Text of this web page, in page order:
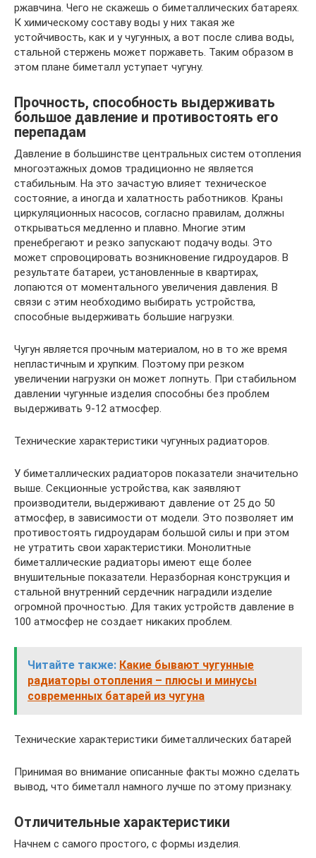
ржавчина. Чего не скажешь о биметаллических батареях.
К химическому составу воды у них такая же
устойчивость, как и у чугунных, а вот после слива воды,
стальной стержень может поржаветь. Таким образом в
этом плане биметалл уступает чугуну.
Прочность, способность выдерживать
большое давление и противостоять его
перепадам
Давление в большинстве центральных систем отопления
многоэтажных домов традиционно не является
стабильным. На это зачастую влияет техническое
состояние, а иногда и халатность работников. Краны
циркуляционных насосов, согласно правилам, должны
открываться медленно и плавно. Многие этим
пренебрегают и резко запускают подачу воды. Это
может спровоцировать возникновение гидроударов. В
результате батареи, установленные в квартирах,
лопаются от моментального увеличения давления. В
связи с этим необходимо выбирать устройства,
способные выдерживать большие нагрузки.
Чугун является прочным материалом, но в то же время
непластичным и хрупким. Поэтому при резком
увеличении нагрузки он может лопнуть. При стабильном
давлении чугунные изделия способны без проблем
выдерживать 9-12 атмосфер.
Технические характеристики чугунных радиаторов.
У биметаллических радиаторов показатели значительно
выше. Секционные устройства, как заявляют
производители, выдерживают давление от 25 до 50
атмосфер, в зависимости от модели. Это позволяет им
противостоять гидроударам большой силы и при этом
не утратить свои характеристики. Монолитные
биметаллические радиаторы имеют еще более
внушительные показатели. Неразборная конструкция и
стальной внутренний сердечник наградили изделие
огромной прочностью. Для таких устройств давление в
100 атмосфер не создает никаких проблем.
Читайте также: Какие бывают чугунные
радиаторы отопления – плюсы и минусы
современных батарей из чугуна
Технические характеристики биметаллических батарей
Принимая во внимание описанные факты можно сделать
вывод, что биметалл намного лучше по этому признаку.
Отличительные характеристики
Начнем с самого простого, с формы изделия.